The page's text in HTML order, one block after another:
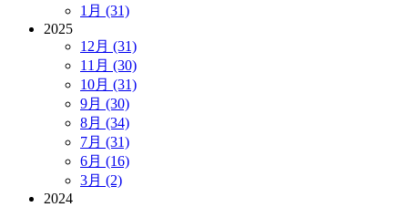
1月 (31)
2025
12月 (31)
11月 (30)
10月 (31)
9月 (30)
8月 (34)
7月 (31)
6月 (16)
3月 (2)
2024